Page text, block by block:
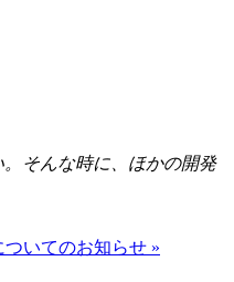
そんな時に、ほかの開発
いてのお知らせ »